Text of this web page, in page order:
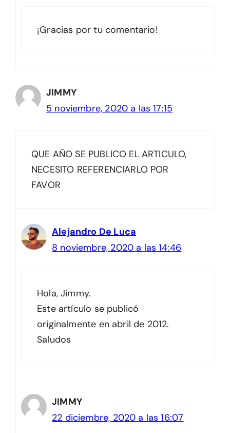
¡Gracias por tu comentario!
JIMMY
5 noviembre, 2020 a las 17:15
QUE AÑO SE PUBLICO EL ARTICULO,
NECESITO REFERENCIARLO POR
FAVOR
Alejandro De Luca
8 noviembre, 2020 a las 14:46
Hola, Jimmy.
Este artículo se publicó
originalmente en abril de 2012.
Saludos
JIMMY
22 diciembre, 2020 a las 16:07